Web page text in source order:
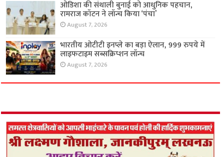
ओडिशा की संथाली बुनाई को आधुनिक पहचान,
रामराज कॉटन ने लॉन्च किया ‘पंचा’
August 7, 2026
भारतीय ओटीटी इनप्ले का बड़ा ऐलान, 999 रुपये में
लाइफटाइम सब्सक्रिप्शन लॉन्च
August 7, 2026